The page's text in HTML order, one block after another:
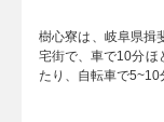
樹心寮は、岐阜県揖
宅街で、車で10分ほ
たり、自転車で5~10